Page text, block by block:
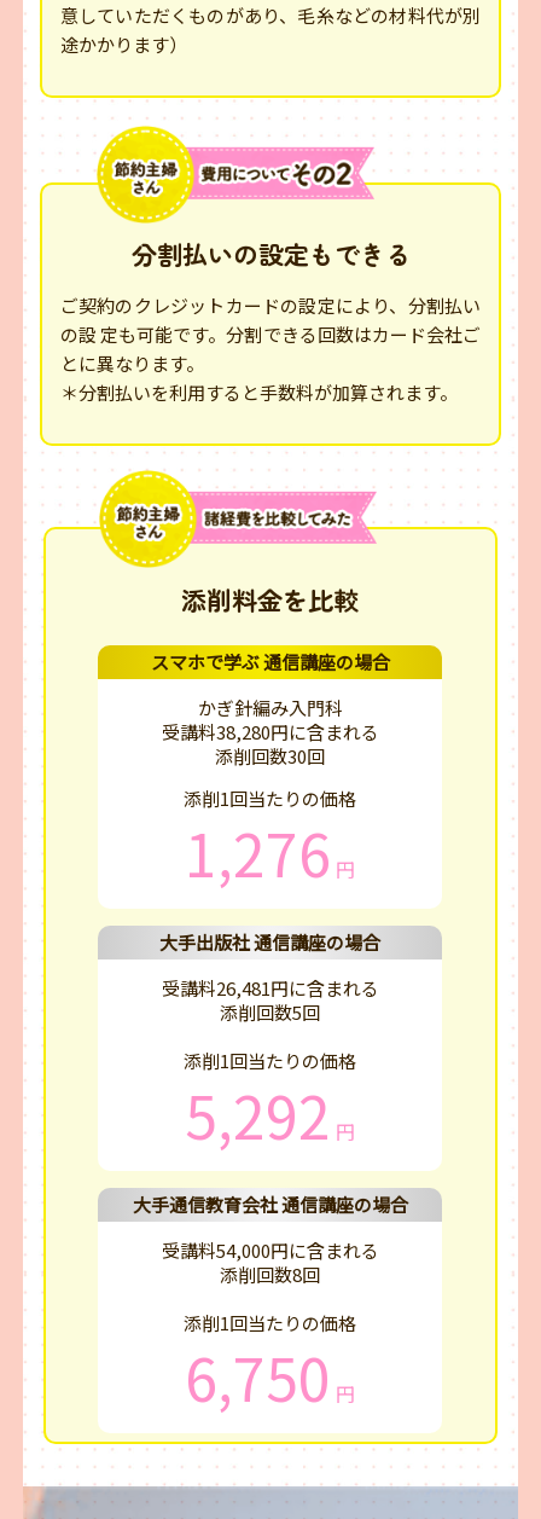
意していただくものがあり、毛糸などの材料代が別
途かかります）
分割払いの設定もできる
ご契約のクレジットカードの設定により、分割払い
の設 定も可能です。分割できる回数はカード会社ご
とに異なります。
＊分割払いを利用すると手数料が加算されます。
添削料金を比較
スマホで学ぶ 通信講座の場合
かぎ針編み入門科
受講料38,280円に含まれる
添削回数30回
添削1回当たりの価格
1,276 円
大手出版社 通信講座の場合
受講料26,481円に含まれる
添削回数5回
添削1回当たりの価格
5,292 円
大手通信教育会社 通信講座の場合
受講料54,000円に含まれる
添削回数8回
添削1回当たりの価格
6,750 円